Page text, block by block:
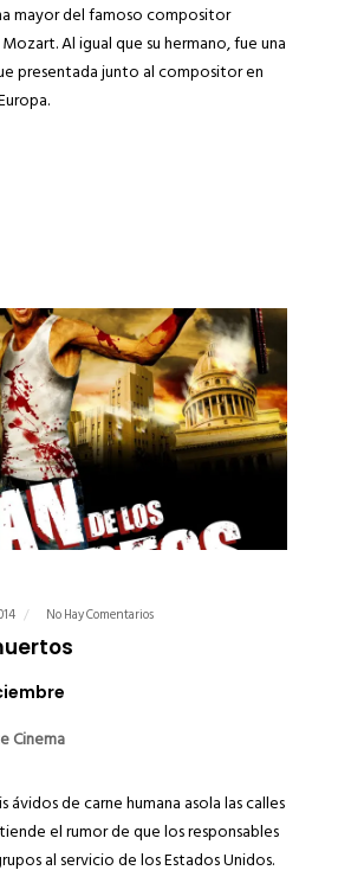
mayor del famoso compositor
Al igual que su hermano, fue una
presentada junto al compositor en
No Hay Comentarios
Cinema
ávidos de carne humana asola las calles
el rumor de que los responsables
al servicio de los Estados Unidos.